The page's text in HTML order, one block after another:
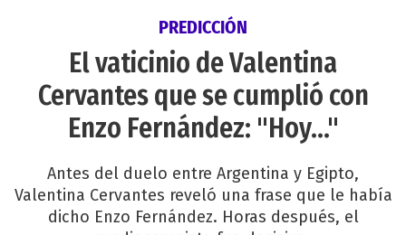
PREDICCIÓN
El vaticinio de Valentina
Cervantes que se cumplió con
Enzo Fernández: "Hoy..."
Antes del duelo entre Argentina y Egipto,
Valentina Cervantes reveló una frase que le había
dicho Enzo Fernández. Horas después, el